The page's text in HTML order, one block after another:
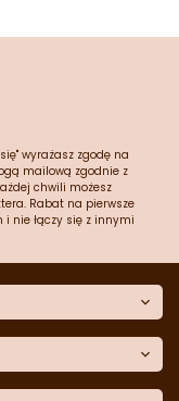
wyrażasz zgodę na
mailową zgodnie z
chwili możesz
Rabat na pierwsze
nie łączy się z innymi